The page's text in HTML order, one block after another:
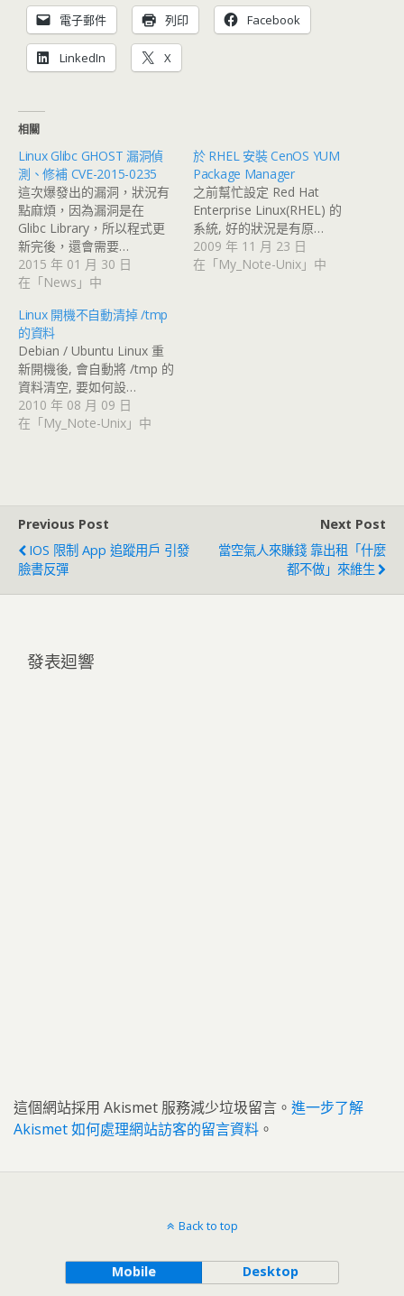
電子郵件 列印 Facebook
LinkedIn X
相關
Linux Glibc GHOST 漏洞偵
測、修補 CVE-2015-0235
這次爆發出的漏洞，狀況有
點麻煩，因為漏洞是在
Glibc Library，所以程式更
新完後，還會需要…
2015 年 01 月 30 日
在「News」中
於 RHEL 安裝 CenOS YUM
Package Manager
之前幫忙設定 Red Hat
Enterprise Linux(RHEL) 的
系統, 好的狀況是有原…
2009 年 11 月 23 日
在「My_Note-Unix」中
Linux 開機不自動清掉 /tmp
的資料
Debian / Ubuntu Linux 重
新開機後, 會自動將 /tmp 的
資料清空, 要如何設…
2010 年 08 月 09 日
在「My_Note-Unix」中
Previous Post
IOS 限制 App 追蹤用戶 引發
臉書反彈
Next Post
當空氣人來賺錢 靠出租「什麼
都不做」來維生
發表迴響
這個網站採用 Akismet 服務減少垃圾留言。 進一步了解
Akismet 如何處理網站訪客的留言資料 。
Back to top
Mobile Desktop